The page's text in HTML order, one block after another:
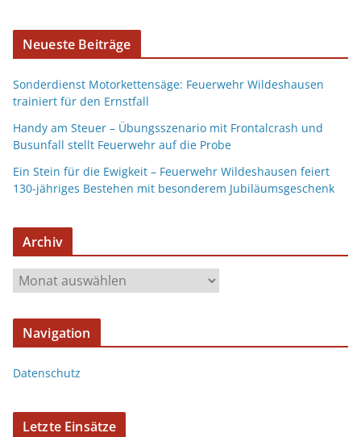
Neueste Beiträge
Sonderdienst Motorkettensäge: Feuerwehr Wildeshausen
trainiert für den Ernstfall
Handy am Steuer – Übungsszenario mit Frontalcrash und
Busunfall stellt Feuerwehr auf die Probe
Ein Stein für die Ewigkeit – Feuerwehr Wildeshausen feiert
130-jähriges Bestehen mit besonderem Jubiläumsgeschenk
Archiv
Navigation
Datenschutz
Letzte Einsätze